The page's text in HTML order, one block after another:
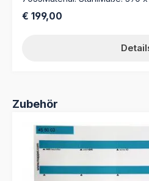
Ordnungsboxen,
Laufrollen, davon 2
Hängeakten Aufbewahrung **
Selbstmontage(Die
Lieferumfang nicht enthalten!)
Regulärer Preis:
€ 199,00
Produktgalerie überspringen
Zubehör